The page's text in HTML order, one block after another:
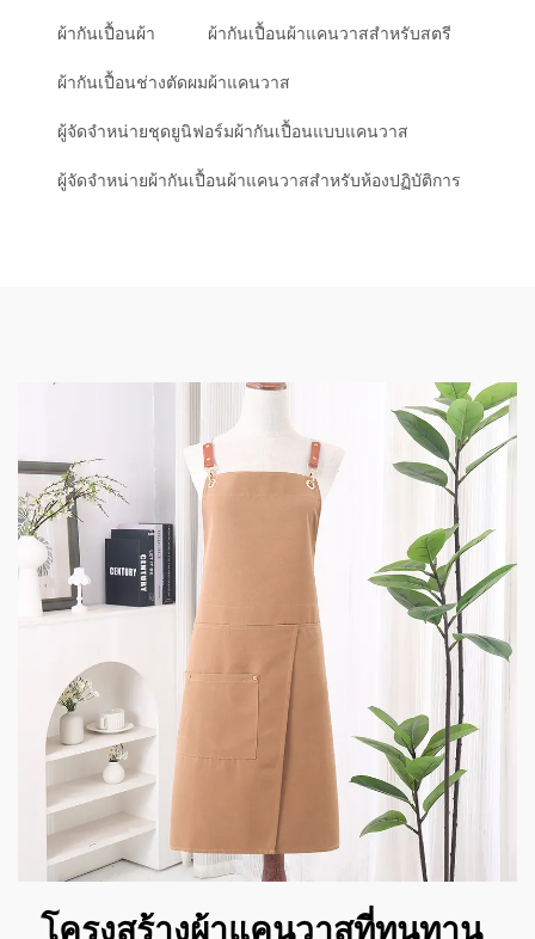
ผ้ากันเปื้อนผ้า ผ้ากันเปื้อนผ้าแคนวาสสำหรับสตรี
ผ้ากันเปื้อนช่างตัดผมผ้าแคนวาส
ผู้จัดจำหน่ายชุดยูนิฟอร์มผ้ากันเปื้อนแบบแคนวาส
ผู้จัดจำหน่ายผ้ากันเปื้อนผ้าแคนวาสสำหรับห้องปฏิบัติการ
โครงสร้างผ้าแคนวาสที่ทนทาน